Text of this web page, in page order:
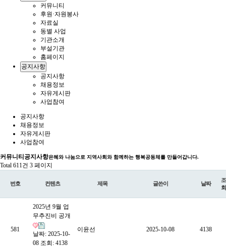
커뮤니티
후원·자원봉사
자료실
동별 사업
기관소개
부설기관
홈페이지
공지사항
공지사항
채용정보
자유게시판
사업참여
공지사항
채용정보
자유게시판
사업참여
커뮤니티 공지사항은혜와 나눔으로 지역사회와 함께하는 행복공동체를 만들어갑니다.
Total 611건 3 페이지
번호 컨텐츠 제목 글쓴이 날짜
조
회
581
2025년 9월 업
무추진비 공개
날짜: 2025-10-
08 조회: 4138
이윤선 2025-10-08 4138